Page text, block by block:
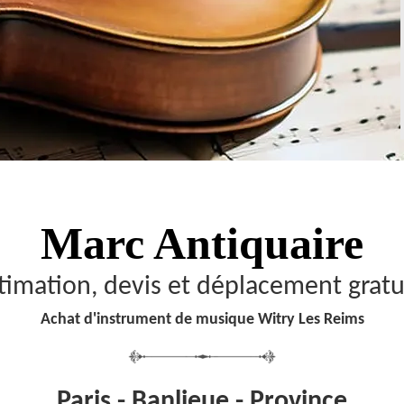
Marc Antiquaire
devis et déplacement
Achat d'instrument de musique Witry Les Reims